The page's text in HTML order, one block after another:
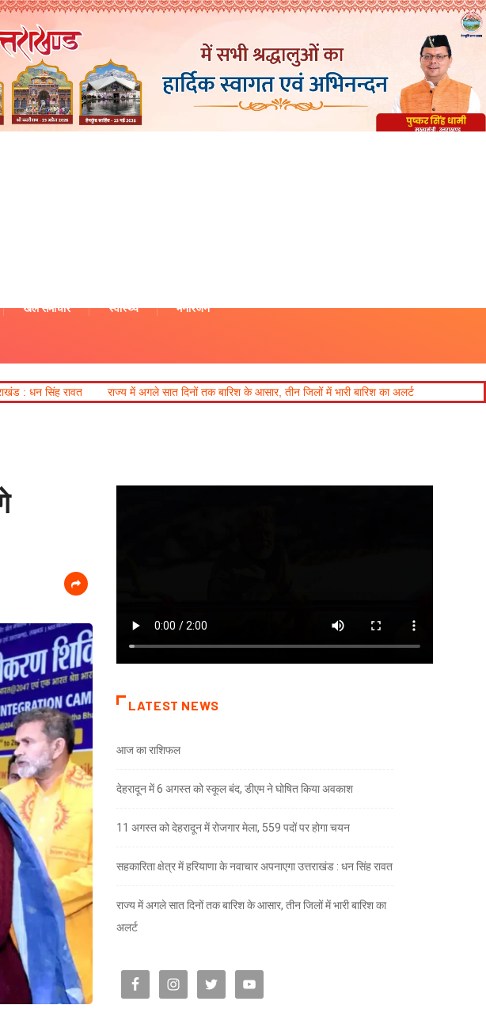
खेल समाचार स्वास्थ्य मनोरंजन
राज्य में अगले सात दिनों तक बारिश के आसार, तीन जिलों में भारी बारिश का अलर्ट
LATEST NEWS
आज का राशिफल
देहरादून में 6 अगस्त को स्कूल बंद, डीएम ने घोषित किया अवकाश
11 अगस्त को देहरादून में रोजगार मेला, 559 पदों पर होगा चयन
सहकारिता क्षेत्र में हरियाणा के नवाचार अपनाएगा उत्तराखंड : धन सिंह रावत
राज्य में अगले सात दिनों तक बारिश के आसार, तीन जिलों में भारी बारिश का
अलर्ट